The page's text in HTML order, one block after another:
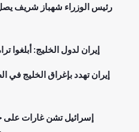
رئيس الوزراء شهباز شريف
إيران لدول الخليج: أبلغوا
إيران تهدد بإغراق الخليج في
إسرائيل تشن غارات على